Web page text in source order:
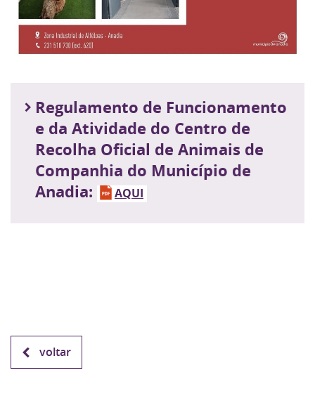
Regulamento de Funcionamento
e da Atividade do Centro de
Recolha Oficial de Animais de
Companhia do Município de
Anadia:
AQUI
voltar